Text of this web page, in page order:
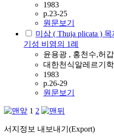
1983
p.23-25
원문보기
미삼 ( Thuja plicata )
기성 비염의 1례
윤용광 , 홍천수,허
대한천식알레르기학
1983
p.26-29
원문보기
1 2
서지정보 내보내기(Export)